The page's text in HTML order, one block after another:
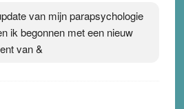
van mijn parapsychologie
ik begonnen met een nieuw
van &